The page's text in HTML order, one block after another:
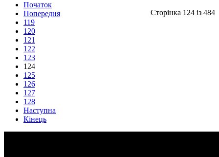
Сторінка 124 із 484
Початок
Попередня
119
120
121
122
123
124
125
126
127
128
Наступна
Кінець